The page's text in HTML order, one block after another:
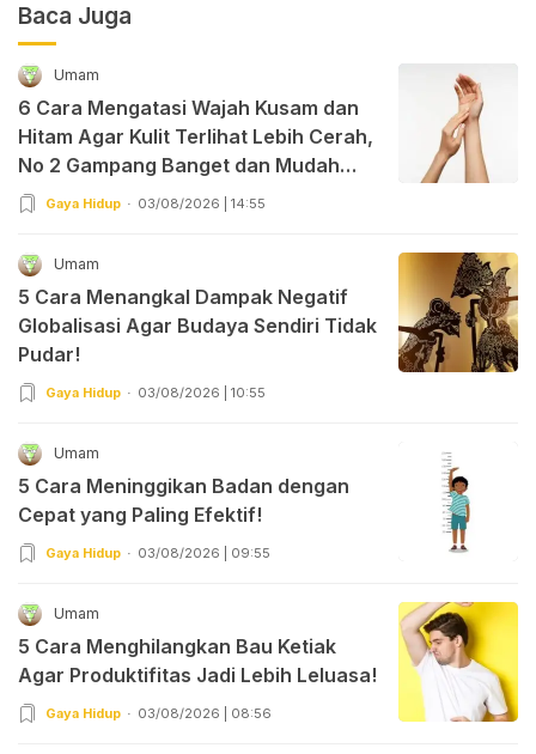
Baca Juga
Umam
6 Cara Mengatasi Wajah Kusam dan
Hitam Agar Kulit Terlihat Lebih Cerah,
No 2 Gampang Banget dan Mudah
Dipraktekkan!
Gaya Hidup 03/08/2026 | 14:55
Umam
5 Cara Menangkal Dampak Negatif
Globalisasi Agar Budaya Sendiri Tidak
Pudar!
Gaya Hidup 03/08/2026 | 10:55
Umam
5 Cara Meninggikan Badan dengan
Cepat yang Paling Efektif!
Gaya Hidup 03/08/2026 | 09:55
Umam
5 Cara Menghilangkan Bau Ketiak
Agar Produktifitas Jadi Lebih Leluasa!
Gaya Hidup 03/08/2026 | 08:56